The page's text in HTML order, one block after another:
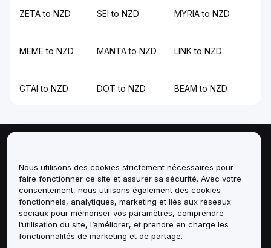
ZETA to NZD SEI to NZD MYRIA to NZD
MEME to NZD MANTA to NZD LINK to NZD
GTAI to NZD DOT to NZD BEAM to NZD
Services
Assistance
Produits
Nous utilisons des cookies strictement nécessaires pour
faire fonctionner ce site et assurer sa sécurité. Avec votre
consentement, nous utilisons également des cookies
fonctionnels, analytiques, marketing et liés aux réseaux
sociaux pour mémoriser vos paramètres, comprendre
l’utilisation du site, l’améliorer, et prendre en charge les
fonctionnalités de marketing et de partage.